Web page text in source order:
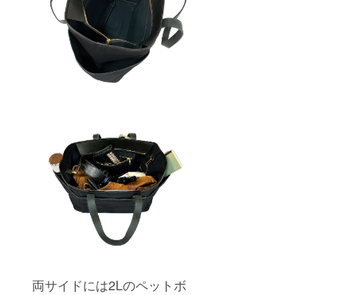
両サイドには2Lのペットボ